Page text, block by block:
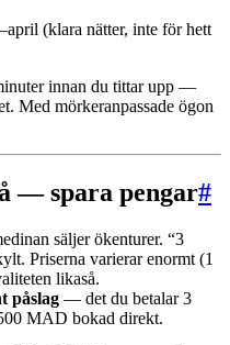
(klara nätter, inte för hett
innan du tittar upp —
Med mörkeranpassade ögon
— spara pengar#
säljer ökenturer. “3
Priserna varierar enormt (1
likaså.
påslag — det du betalar 3
MAD bokad direkt.